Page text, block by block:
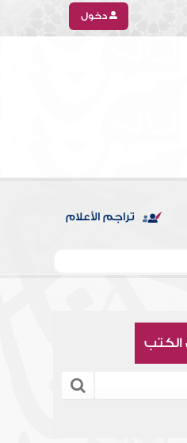
دخول
تراجم الأعلام